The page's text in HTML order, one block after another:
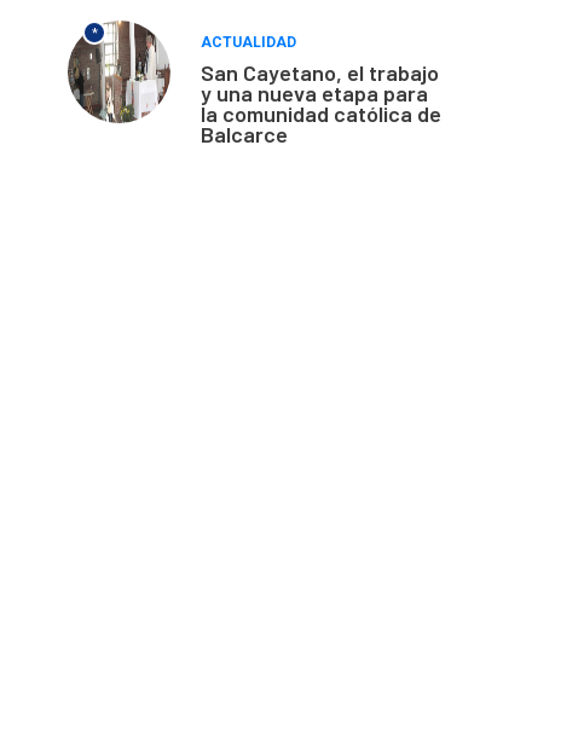
*
ACTUALIDAD
San Cayetano, el trabajo
y una nueva etapa para
la comunidad católica de
Balcarce